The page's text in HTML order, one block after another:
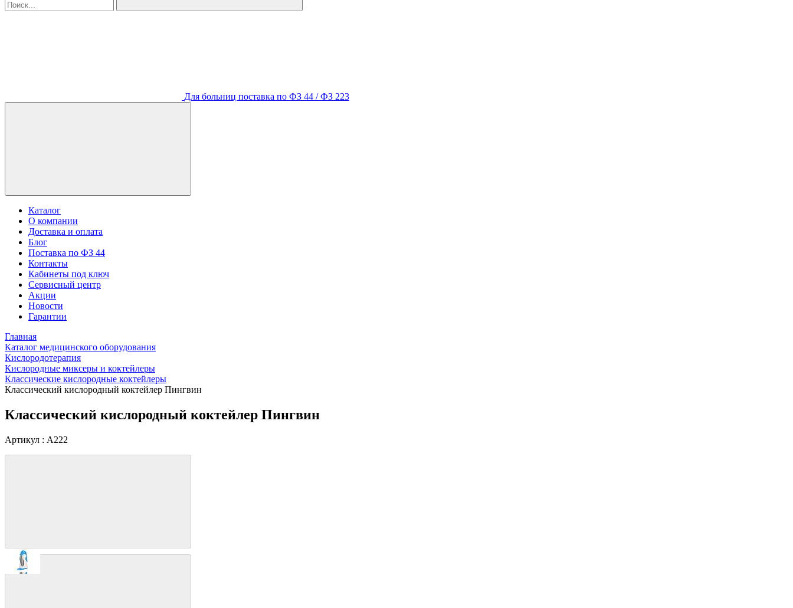
Для больниц поставка по ФЗ 44 / ФЗ 223
Каталог
О компании
Доставка и оплата
Блог
Поставка по ФЗ 44
Контакты
Кабинеты под ключ
Сервисный центр
Акции
Новости
Гарантии
Главная
Каталог медицинского оборудования
Кислородотерапия
Кислородные миксеры и коктейлеры
Классические кислородные коктейлеры
Классический кислородный коктейлер Пингвин
Классический кислородный коктейлер Пингвин
Артикул : A222